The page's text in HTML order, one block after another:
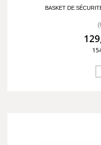
BASKET DE